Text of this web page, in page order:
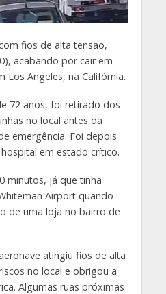
fios de alta tensão,
acabando por cair em
Los Angeles, na Califórnia.
72 anos, foi retirado dos
no local antes da
emergência. Foi depois
em estado crítico.
minutos, já que tinha
Airport quando
de uma loja no bairro de
atingiu fios de alta
no local e obrigou a
Algumas ruas próximas